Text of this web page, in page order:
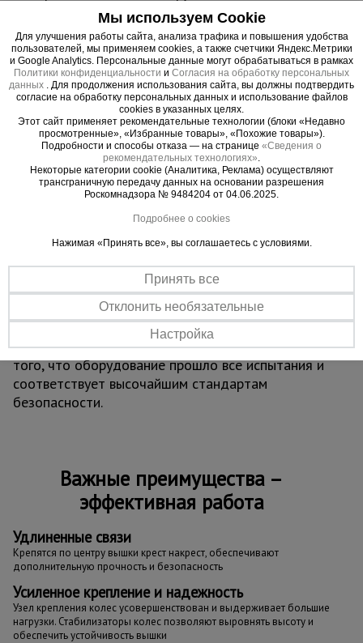
влаги, не скользит и не прогибается. Это ваша
уверенность под ногами.
- Увеличенная грузоподъемность 250 кг:
Позволяет безопасно работать с инструментом,
материалами и вдвоем на секции без малейшего
риска.
4. Долговечность, которая бросает вызов
времени
- Турецкое порошковое покрытие Picante Boya:
Эстетичный и исключительно стойкий барьер
против царапин, УФ-излучения и агрессивных
сред. Конструкция сохраняет профессиональный
вид после многих лет интенсивной эксплуатации.
5. Эффективность, экономящая ваше время
- Простая сборка без инструментов: Интуитивная
система «труба в трубу» и надежные флажковые
замки позволяют собрать вышку силами одного
человека за считанные минуты.
- Полное соответствие ГОСТ: Ваша гарантия
того, что оборудование прошло все испытания и
соответствует высочайшим стандартам
безопасности.
Важные преимущества –
эффективная работа
Удлиненные связи
Крепятся по центру вышки крест накрест, обеспечивают
дополнительную прочность и безопасность
Усиленное крепление и надежность
Узел крепления колес усовершенствован и выдерживает большие
нагрузки. Стабилизаторы колес позволяют выровнять высоту и
обеспечить устойчивость вышки
Мы используем Cookie
Для улучшения работы сайта, анализа трафика и повышения удобства
пользователей, мы применяем cookies, а также счетчики Яндекс.Метрики
и Google Analytics. Персональные данные могут обрабатываться в рамках
Политики конфиденциальности и Согласия на обработку персональных
данных . Для продолжения использования сайта, вы должны подтвердить
согласие на обработку персональных данных и использование файлов
cookies в указанных целях.
Этот сайт применяет рекомендательные технологии (блоки «Недавно
просмотренные», «Избранные товары», «Похожие товары»).
Подробности и способы отказа — на странице «Сведения о
рекомендательных технологиях».
Некоторые категории cookie (Аналитика, Реклама) осуществляют
трансграничную передачу данных на основании разрешения
Роскомнадзора № 9484204 от 04.06.2025.
Подробнее о cookies
Нажимая «Принять все», вы соглашаетесь с условиями.
Принять все
Отклонить необязательные
Настройка